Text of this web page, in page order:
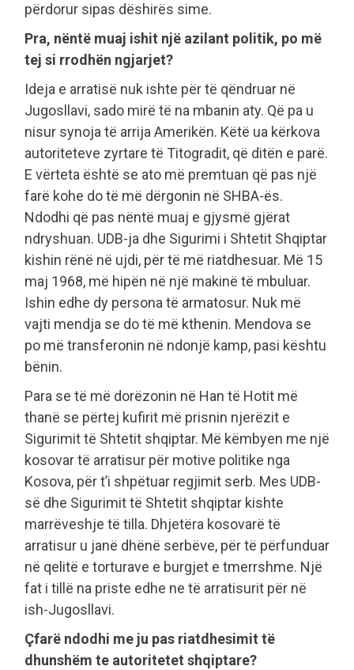
përdorur sipas dëshirës sime.
Pra, nëntë muaj ishit një azilant politik, po më
tej si rrodhën ngjarjet?
Ideja e arratisë nuk ishte për të qëndruar në
Jugosllavi, sado mirë të na mbanin aty. Që pa u
nisur synoja të arrija Amerikën. Këtë ua kërkova
autoriteteve zyrtare të Titogradit, që ditën e parë.
E vërteta është se ato më premtuan që pas një
farë kohe do të më dërgonin në SHBA-ës.
Ndodhi që pas nëntë muaj e gjysmë gjërat
ndryshuan. UDB-ja dhe Sigurimi i Shtetit Shqiptar
kishin rënë në ujdi, për të më riatdhesuar. Më 15
maj 1968, më hipën në një makinë të mbuluar.
Ishin edhe dy persona të armatosur. Nuk më
vajti mendja se do të më kthenin. Mendova se
po më transferonin në ndonjë kamp, pasi kështu
bënin.
Para se të më dorëzonin në Han të Hotit më
thanë se përtej kufirit më prisnin njerëzit e
Sigurimit të Shtetit shqiptar. Më këmbyen me një
kosovar të arratisur për motive politike nga
Kosova, për t’i shpëtuar regjimit serb. Mes UDB-
së dhe Sigurimit të Shtetit shqiptar kishte
marrëveshje të tilla. Dhjetëra kosovarë të
arratisur u janë dhënë serbëve, për të përfunduar
në qelitë e torturave e burgjet e tmerrshme. Një
fat i tillë na priste edhe ne të arratisurit për në
ish-Jugosllavi.
Çfarë ndodhi me ju pas riatdhesimit të
dhunshëm te autoritetet shqiptare?